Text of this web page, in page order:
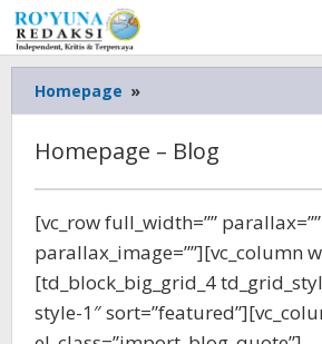
Lewati
ke
konten
Homepage »
-
Homepage – Blog
Januari
1,
2020
oleh
admin
[vc_row full_width=”” parallax=””
parallax_image=””][vc_column
[td_block_big_grid_4
style-1″